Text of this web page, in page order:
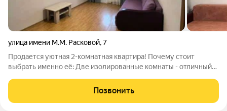
улица имени М.М. Расковой,7
Продается уютная 2-комнатная квартира! Почему стоит
выбрать именно её: Две изолированные комнаты - отличный
развитой инфраструктурой. В
Позвонить